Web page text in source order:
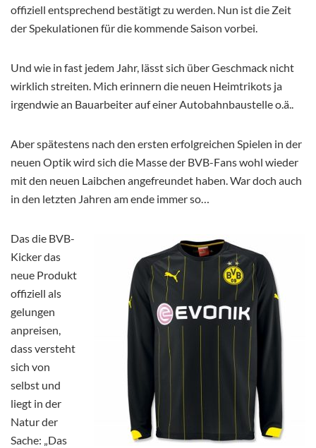
offiziell entsprechend bestätigt zu werden. Nun ist die Zeit
der Spekulationen für die kommende Saison vorbei.
Und wie in fast jedem Jahr, lässt sich über Geschmack nicht
wirklich streiten. Mich erinnern die neuen Heimtrikots ja
irgendwie an Bauarbeiter auf einer Autobahnbaustelle o.ä..
Aber spätestens nach den ersten erfolgreichen Spielen in der
neuen Optik wird sich die Masse der BVB-Fans wohl wieder
mit den neuen Laibchen angefreundet haben. War doch auch
in den letzten Jahren am ende immer so…
Das die BVB-
Kicker das
neue Produkt
offiziell als
gelungen
anpreisen,
dass versteht
sich von
selbst und
liegt in der
Natur der
Sache: „Das